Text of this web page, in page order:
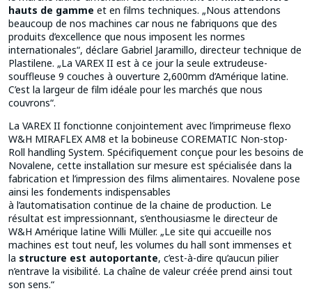
hauts de gamme et en films techniques. „Nous attendons
beaucoup de nos machines car nous ne fabriquons que des
produits d’excellence que nous imposent les normes
internationales“, déclare Gabriel Jaramillo, directeur technique de
Plastilene. „La VAREX II est à ce jour la seule extrudeuse-
souffleuse 9 couches à ouverture 2,600mm d’Amérique latine.
C’est la largeur de film idéale pour les marchés que nous
couvrons“.
La VAREX II fonctionne conjointement avec l’imprimeuse flexo
W&H MIRAFLEX AM8 et la bobineuse COREMATIC Non-stop-
Roll handling System. Spécifiquement conçue pour les besoins de
Novalene, cette installation sur mesure est spécialisée dans la
fabrication et l’impression des films alimentaires. Novalene pose
ainsi les fondements indispensables
à l’automatisation continue de la chaine de production. Le
résultat est impressionnant, s’enthousiasme le directeur de
W&H Amérique latine Willi Müller. „Le site qui accueille nos
machines est tout neuf, les volumes du hall sont immenses et
la structure est autoportante, c’est-à-dire qu’aucun pilier
n’entrave la visibilité. La chaîne de valeur créée prend ainsi tout
son sens.“